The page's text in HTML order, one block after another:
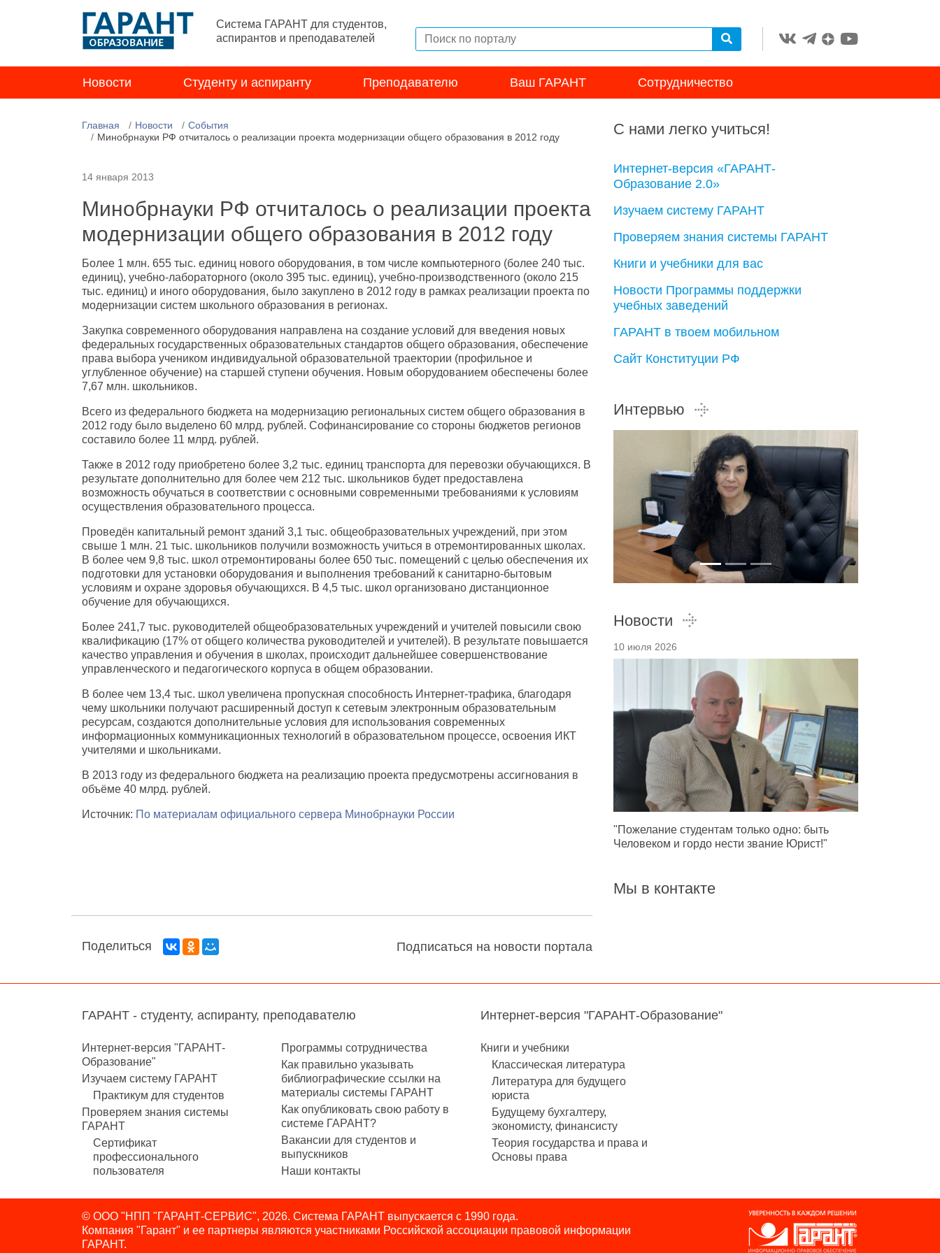
Система ГАРАНТ для студентов,
аспирантов и преподавателей
Новости Студенту и аспиранту Преподавателю Ваш ГАРАНТ Сотрудничество
Главная Новости
События
Минобрнауки РФ отчиталось о реализации проекта модернизации общего образования в 2012 году
14 января 2013
Минобрнауки РФ отчиталось о реализации проекта
модернизации общего образования в 2012 году
Более 1 млн. 655 тыс. единиц нового оборудования, в том числе компьютерного (более 240 тыс.
единиц), учебно-лабораторного (около 395 тыс. единиц), учебно-производственного (около 215
тыс. единиц) и иного оборудования, было закуплено в 2012 году в рамках реализации проекта по
модернизации систем школьного образования в регионах.
Закупка современного оборудования направлена на создание условий для введения новых
федеральных государственных образовательных стандартов общего образования, обеспечение
права выбора учеником индивидуальной образовательной траектории (профильное и
углубленное обучение) на старшей ступени обучения. Новым оборудованием обеспечены более
7,67 млн. школьников.
Всего из федерального бюджета на модернизацию региональных систем общего образования в
2012 году было выделено 60 млрд. рублей. Софинансирование со стороны бюджетов регионов
составило более 11 млрд. рублей.
Также в 2012 году приобретено более 3,2 тыс. единиц транспорта для перевозки обучающихся. В
результате дополнительно для более чем 212 тыс. школьников будет предоставлена
возможность обучаться в соответствии с основными современными требованиями к условиям
осуществления образовательного процесса.
Проведён капитальный ремонт зданий 3,1 тыс. общеобразовательных учреждений, при этом
свыше 1 млн. 21 тыс. школьников получили возможность учиться в отремонтированных школах.
В более чем 9,8 тыс. школ отремонтированы более 650 тыс. помещений с целью обеспечения их
подготовки для установки оборудования и выполнения требований к санитарно-бытовым
условиям и охране здоровья обучающихся. В 4,5 тыс. школ организовано дистанционное
обучение для обучающихся.
Более 241,7 тыс. руководителей общеобразовательных учреждений и учителей повысили свою
квалификацию (17% от общего количества руководителей и учителей). В результате повышается
качество управления и обучения в школах, происходит дальнейшее совершенствование
управленческого и педагогического корпуса в общем образовании.
В более чем 13,4 тыс. школ увеличена пропускная способность Интернет-трафика, благодаря
чему школьники получают расширенный доступ к сетевым электронным образовательным
ресурсам, создаются дополнительные условия для использования современных
информационных коммуникационных технологий в образовательном процессе, освоения ИКТ
учителями и школьниками.
В 2013 году из федерального бюджета на реализацию проекта предусмотрены ассигнования в
объёме 40 млрд. рублей.
Источник: По материалам официального сервера Минобрнауки России
Поделиться Подписаться на новости портала
С нами легко учиться!
Интернет-версия «ГАРАНТ-
Образование 2.0»
Изучаем систему ГАРАНТ
Проверяем знания системы ГАРАНТ
Книги и учебники для вас
Новости Программы поддержки
учебных заведений
ГАРАНТ в твоем мобильном
Сайт Конституции РФ
Интервью
Новости
10 июля 2026
"Пожелание студентам только одно: быть
Человеком и гордо нести звание Юрист!"
Мы в контакте
ГАРАНТ - студенту, аспиранту, преподавателю
Интернет-версия "ГАРАНТ-
Образование"
Изучаем систему ГАРАНТ
Практикум для студентов
Проверяем знания системы
ГАРАНТ
Сертификат
профессионального
пользователя
Программы сотрудничества
Как правильно указывать
библиографические ссылки на
материалы системы ГАРАНТ
Как опубликовать свою работу в
системе ГАРАНТ?
Вакансии для студентов и
выпускников
Наши контакты
Интернет-версия "ГАРАНТ-Образование"
Книги и учебники
Классическая литература
Литература для будущего
юриста
Будущему бухгалтеру,
экономисту, финансисту
Теория государства и права и
Основы права
© ООО "НПП "ГАРАНТ-СЕРВИС", 2026. Система ГАРАНТ выпускается с 1990 года.
Компания "Гарант" и ее партнеры являются участниками Российской ассоциации правовой информации
ГАРАНТ.